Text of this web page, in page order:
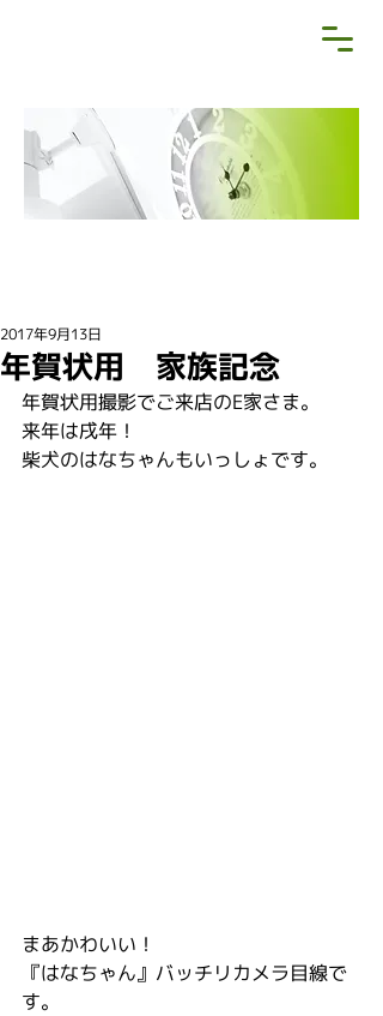
年賀状用 家族記念
2017年9月13日
年賀状用撮影でご来店のE家さま。
来年は戌年！
柴犬のはなちゃんもいっしょです。
まあかわいい！
『はなちゃん』バッチリカメラ目線で
す。